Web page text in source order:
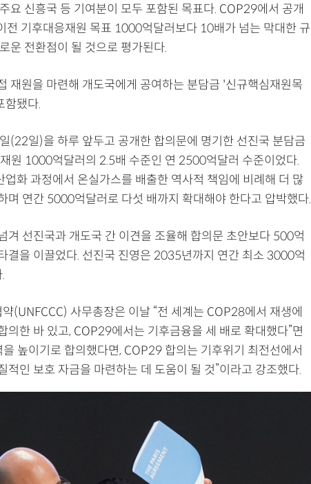
요 신흥국 등 기여분이 모두 포함된 목표다. COP29에서 공개
전 기후대응재원 목표 1000억달러보다 10배가 넘는 막대한 규
운 전환점이 될 것으로 평가된다.
재원을 마련해 개도국에게 공여하는 분담금 '신규핵심재원목
함됐다.
(22일)을 하루 앞두고 공개한 합의문에 명기한 선진국 분담금
원 1000억달러의 2.5배 수준인 연 2500억달러 수준이었다.
화 과정에서 온실가스를 배출한 역사적 책임에 비례해 더 많
며 연간 5000억달러로 다섯 배까지 확대해야 한다고 압박했다.
겨 선진국과 개도국 간 이견을 조율해 합의문 초안보다 500억
결을 이끌었다. 선진국 진영은 2035년까지 연간 최소 3000억
(UNFCCC) 사무총장은 이날 “전 세계는 COP28에서 재생에
의한 바 있고, COP29에서는 기후금융을 세 배로 확대했다”면
높이기로 합의했다면, COP29 합의는 기후위기 최전선에서
적인 보호 자금을 마련하는 데 도움이 될 것”이라고 강조했다.